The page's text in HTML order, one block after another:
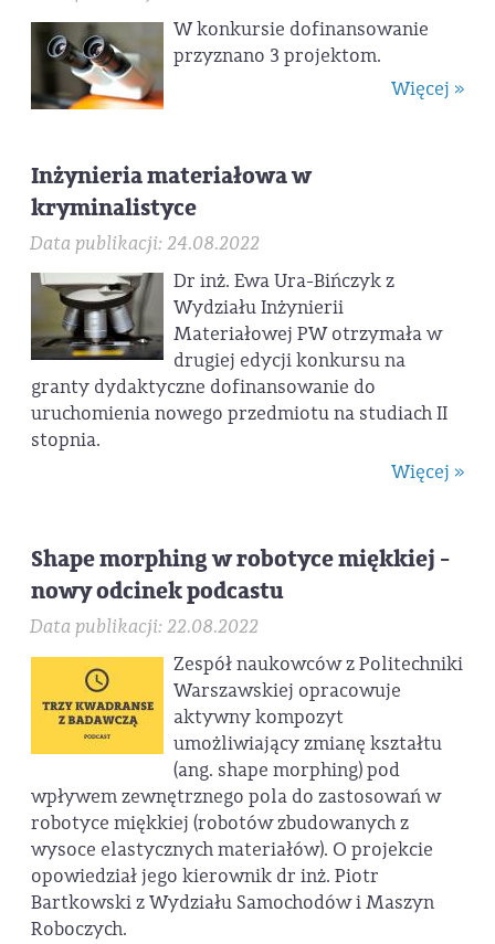
W konkursie dofinansowanie
przyznano 3 projektom.
Więcej »
Inżynieria materiałowa w
kryminalistyce
Data publikacji: 24.08.2022
Dr inż. Ewa Ura-Bińczyk z
Wydziału Inżynierii
Materiałowej PW otrzymała w
drugiej edycji konkursu na
granty dydaktyczne dofinansowanie do
uruchomienia nowego przedmiotu na studiach II
stopnia.
Więcej »
Shape morphing w robotyce miękkiej -
nowy odcinek podcastu
Data publikacji: 22.08.2022
Zespół naukowców z Politechniki
Warszawskiej opracowuje
aktywny kompozyt
umożliwiający zmianę kształtu
(ang. shape morphing) pod
wpływem zewnętrznego pola do zastosowań w
robotyce miękkiej (robotów zbudowanych z
wysoce elastycznych materiałów). O projekcie
opowiedział jego kierownik dr inż. Piotr
Bartkowski z Wydziału Samochodów i Maszyn
Roboczych.